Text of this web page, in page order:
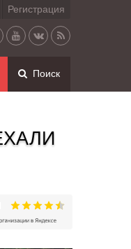
Регистрация
Поиск